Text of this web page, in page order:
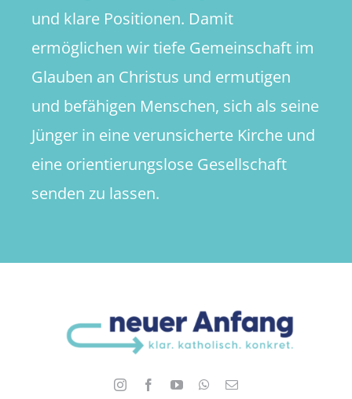
und klare Positionen. Damit
ermöglichen wir tiefe Gemeinschaft im
Glauben an Christus und ermutigen
und befähigen Menschen, sich als seine
Jünger in eine verunsicherte Kirche und
eine orientierungslose Gesellschaft
senden zu lassen.